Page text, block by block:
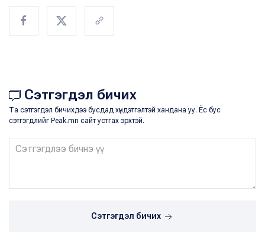
Сэтгэгдэл бичих
Та сэтгэгдэл бичихдээ бусдад хүндэтгэлтэй хандана уу. Ёс бус
сэтгэгдлийг Peak.mn сайт устгах эрхтэй.
Сэтгэгдэл бичих